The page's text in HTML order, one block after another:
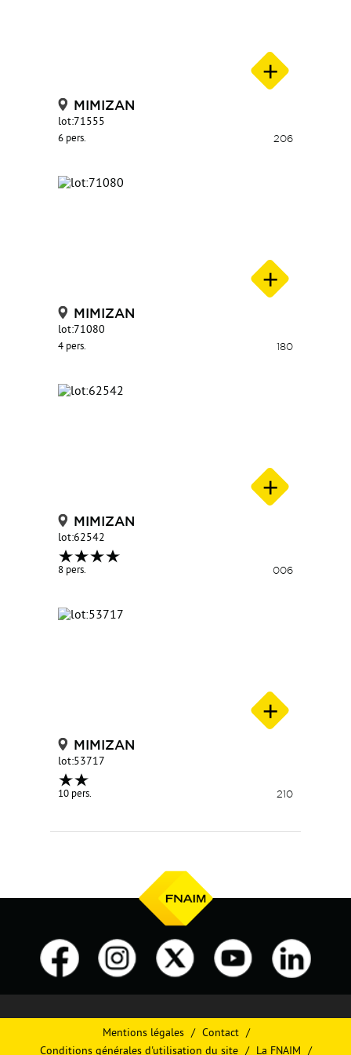
MIMIZAN
lot:71555
6 pers. 206
MIMIZAN
lot:71080
4 pers. 180
MIMIZAN
lot:62542
8 pers. 006
MIMIZAN
lot:53717
10 pers. 210
Mentions légales
Contact
Conditions générales d'utilisation du site
La FNAIM